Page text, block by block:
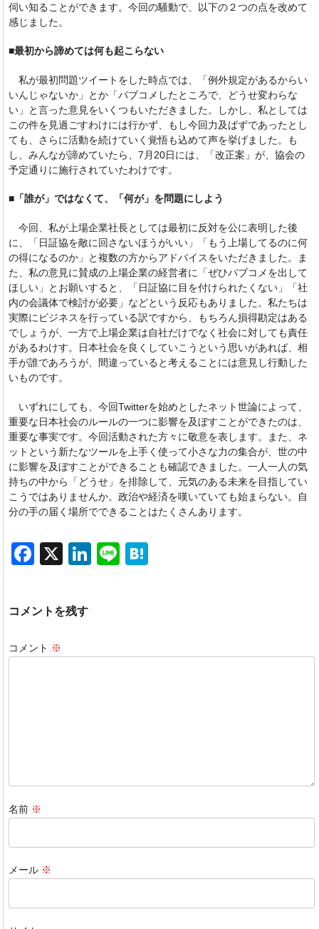
伺い知ることができます。今回の騒動で、以下の２つの点を改めて
感じました。
■最初から諦めては何も起こらない
私が最初問題ツイートをした時点では、「例外規定があるからい
いんじゃないか」とか「パブコメしたところで、どうせ変わらな
い」と言った意見をいくつもいただきました。しかし、私としては
この件を見過ごすわけには行かず、もし今回力及ばずであったとし
ても、さらに活動を続けていく覚悟も込めて声を挙げました。も
し、みんなが諦めていたら、7月20日には、「改正案」が、協会の
予定通りに施行されていたわけです。
■ 「誰が」ではなくて、「何が」を問題にしよう
今回、私が上場企業社長としては最初に反対を公に表明した後
に、「日証協を敵に回さないほうがいい」「もう上場してるのに何
の得になるのか」と複数の方からアドバイスをいただきました。ま
た、私の意見に賛成の上場企業の経営者に「ぜひパブコメを出して
ほしい」とお願いすると、「日証協に目を付けられたくない」「社
内の会議体で検討が必要」などという反応もありました。私たちは
実際にビジネスを行っている訳ですから、もちろん損得勘定はある
でしょうが、一方で上場企業は自社だけでなく社会に対しても責任
があるわけす。日本社会を良くしていこうという思いがあれば、相
手が誰であろうが、間違っていると考えることには意見し行動した
いものです。
いずれにしても、今回Twitterを始めとしたネット世論によって、
重要な日本社会のルールの一つに影響を及ぼすことができたのは、
重要な事実です。今回活動された方々に敬意を表します。また、ネ
ットという新たなツールを上手く使って小さな力の集合が、世の中
に影響を及ぼすことができることも確認できました。一人一人の気
持ちの中から「どうせ」を排除して、元気のある未来を目指してい
こうではありませんか。政治や経済を嘆いていても始まらない。自
分の手の届く場所でできることはたくさんあります。
F
e
b
X
Li
Li
コメントを残す
コメント ※
名前 ※
メール ※